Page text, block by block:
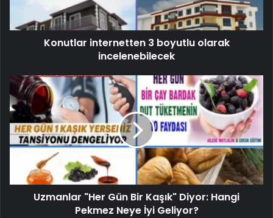
Konutlar internetten 3 boyutlu olarak
incelenebilecek
Uzmanlar "Her Gün Bir Kaşık" Diyor: Hangi
Pekmez Neye İyi Geliyor?